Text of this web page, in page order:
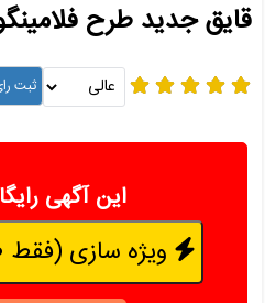
قایق جدید طرح
این آگهی
ویژه سازی (فقط 50 هزار تومان)